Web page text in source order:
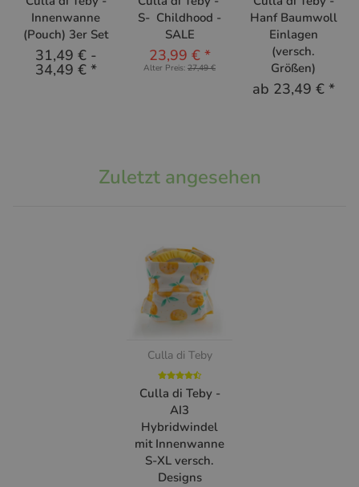
Innenwanne
(Pouch) 3er Set
31,49 €-
34,49 € *
S- Childhood -
SALE
23,99 € *
Alter Preis: 27,49 €
Hanf Baumwoll
Einlagen
(versch.
Größen)
ab 23,49 € *
Zuletzt angesehen
Culla di Teby
Culla di Teby -
AI3
Hybridwindel
mit Innenwanne
S-XL versch.
Designs